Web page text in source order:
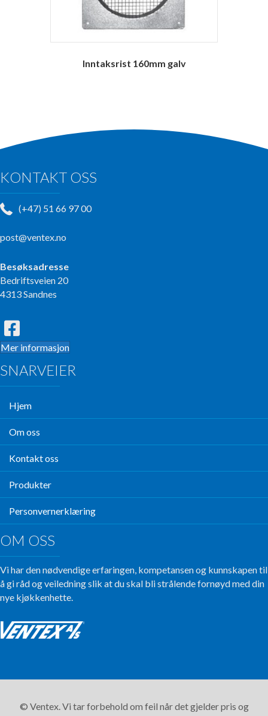
Inntaksrist 160mm galv
KONTAKT OSS
(+47) 51 66 97 00
post@ventex.no
Besøksadresse
Bedriftsveien 20
4313 Sandnes
Mer informasjon
SNARVEIER
Hjem
Om oss
Kontakt oss
Produkter
Personvernerklæring
OM OSS
Vi har den nødvendige erfaringen, kompetansen og kunnskapen til
å gi råd og veiledning slik at du skal bli strålende fornøyd med din
nye kjøkkenhette.
© Ventex. Vi tar forbehold om feil når det gjelder pris og